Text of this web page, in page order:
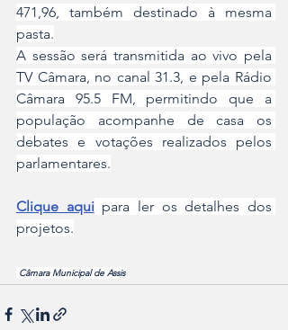
471,96, também destinado à mesma
pasta.
A sessão será transmitida ao vivo pela
TV Câmara, no canal 31.3, e pela Rádio
Câmara 95.5 FM, permitindo que a
população acompanhe de casa os
debates e votações realizados pelos
parlamentares.
Clique aqui para ler os detalhes dos
projetos.
Câmara Municipal de Assis